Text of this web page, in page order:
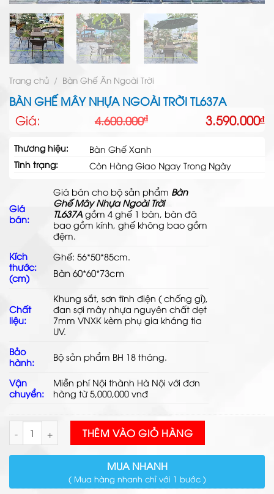
Trang chủ / Bàn Ghế Ăn Ngoài Trời
BÀN GHẾ MÂY NHỰA NGOÀI TRỜI TL637A
Giá: 4.600.000₫
Giá
gốc
là:
4.600.000₫.
3.590.000₫
Giá
hiện
tại
là:
3.590.000₫.
Thương hiệu:
Bàn Ghế Xanh
Tình trạng:
Còn Hàng Giao Ngay Trong Ngày
Giá
bán:
Giá bán cho bộ sản phẩm Bàn
Ghế Mây Nhựa Ngoài Trời
TL637A gồm 4 ghế 1 bàn, bàn đã
bao gồm kính, ghế không bao gồm
đệm.
Kích
thước:
(cm)
Ghế: 56*50*85cm.
Bàn 60*60*73cm
Chất
liệu:
Khung sắt, sơn tĩnh điện ( chống gỉ),
đansợi mây nhựa nguyên chất dẹt
7mm VNXK kèm phụ gia kháng tia
UV.
Bảo
hành:
Bộ sản phẩm BH 18 tháng.
Vận
chuyển:
Miễn phí Nội thành Hà Nội với đơn
hàng từ 5,000,000 vnđ
Bàn Ghế Mây Nhựa Ngoài Trời TL637A số lượng
THÊM VÀO GIỎ HÀNG
MUA NHANH
( Mua hàng nhanh chỉ với 1 bước )